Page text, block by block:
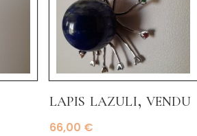
lapis lazuli, vendu
66,00 €